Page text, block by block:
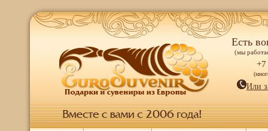
Есть
(мы
+7
Или